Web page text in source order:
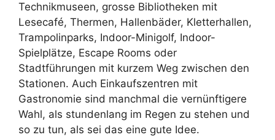
Technikmuseen, grosse Bibliotheken mit
Lesecafé, Thermen, Hallenbäder, Kletterhallen,
Trampolinparks, Indoor-Minigolf, Indoor-
Spielplätze, Escape Rooms oder
Stadtführungen mit kurzem Weg zwischen den
Stationen. Auch Einkaufszentren mit
Gastronomie sind manchmal die vernünftigere
Wahl, als stundenlang im Regen zu stehen und
so zu tun, als sei das eine gute Idee.